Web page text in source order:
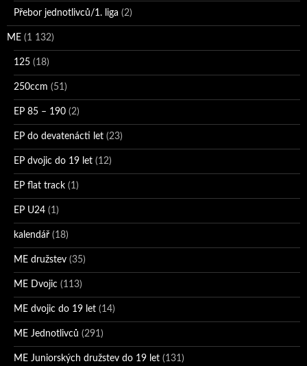
Přebor jednotlivců/1. liga (2)
ME (1 132)
125 (18)
250ccm (51)
EP 85 – 190 (2)
EP do devatenácti let (23)
EP dvojic do 19 let (12)
EP flat track (1)
EP U24 (1)
kalendář (18)
ME družstev (35)
ME Dvojic (113)
ME dvojic do 19 let (14)
ME Jednotlivců (291)
ME Juniorských družstev do 19 let (131)